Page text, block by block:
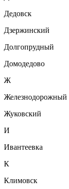
Дедовск
Дзержинский
Долгопрудный
Домодедово
Ж
Железнодорожный
Жуковский
И
Ивантеевка
К
Климовск